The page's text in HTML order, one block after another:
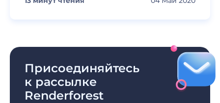
Присоединяйтесь
к рассылке
Renderforest